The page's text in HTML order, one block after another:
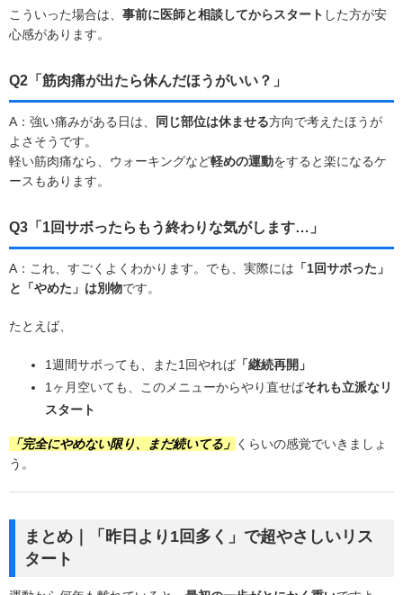
こういった場合は、 事前に医師と相談してからスタート した方が安
心感があります。
Q2「筋肉痛が出たら休んだほうがいい？」
A：強い痛みがある日は、 同じ部位は休ませる方向で考えたほうが
よさそうです。
軽い筋肉痛なら、ウォーキングなど軽めの運動をすると楽になるケ
ースもあります。
Q3「1回サボったらもう終わりな気がします…」
A：これ、すごくよくわかります。でも、実際には 「1回サボった」
と「やめた」は別物です。
たとえば、
1週間サボっても、また1回やれば 「継続再開」
1ヶ月空いても、このメニューからやり直せばそれも立派なリ
スタート
「完全にやめない限り、まだ続いてる」 くらいの感覚でいきましょ
う。
まとめ｜「昨日より1回多く」で超やさしいリス
タート